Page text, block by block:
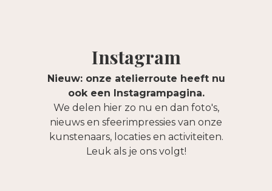
Instagram
Nieuw: onze atelierroute heeft nu
ook een Instagrampagina.
We delen hier zo nu en dan foto's,
nieuws en sfeerimpressies van onze
kunstenaars, locaties en activiteiten.
Leuk als je ons volgt!